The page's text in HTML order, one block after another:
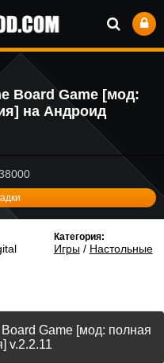
Board Game [мод:
на Андроид
Категория:
Игры/ Настольные
Game [мод: полная
v.2.2.11